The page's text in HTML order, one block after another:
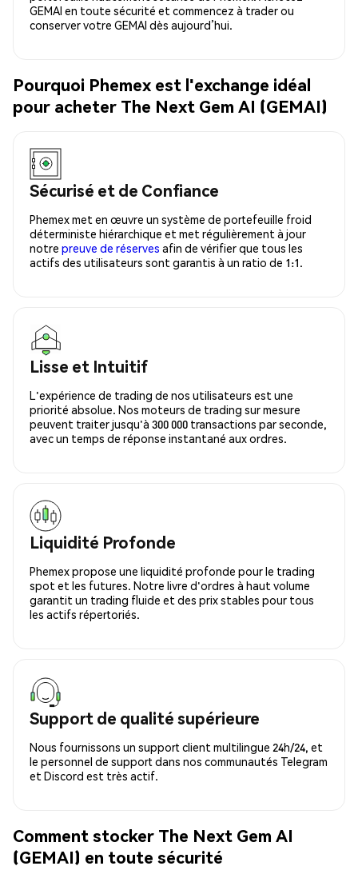
GEMAI en toute sécurité et commencez à trader ou
conserver votre GEMAI dès aujourd’hui.
Pourquoi Phemex est l'exchange idéal
pour acheter The Next Gem AI (GEMAI)
Sécurisé et de Confiance
Phemex met en œuvre un système de portefeuille froid
déterministe hiérarchique et met régulièrement à jour
notre preuve de réserves afin de vérifier que tous les
actifs des utilisateurs sont garantis à un ratio de 1:1.
Lisse et Intuitif
L'expérience de trading de nos utilisateurs est une
priorité absolue. Nos moteurs de trading sur mesure
peuvent traiter jusqu'à 300 000 transactions par seconde,
avec un temps de réponse instantané aux ordres.
Liquidité Profonde
Phemex propose une liquidité profonde pour le trading
spot et les futures. Notre livre d'ordres à haut volume
garantit un trading fluide et des prix stables pour tous
les actifs répertoriés.
Support de qualité supérieure
Nous fournissons un support client multilingue 24h/24, et
le personnel de support dans nos communautés Telegram
et Discord est très actif.
Comment stocker The Next Gem AI
(GEMAI) en toute sécurité